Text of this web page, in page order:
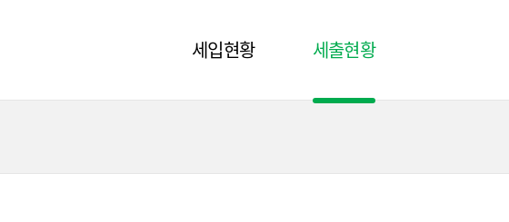
세입현황 세출현황